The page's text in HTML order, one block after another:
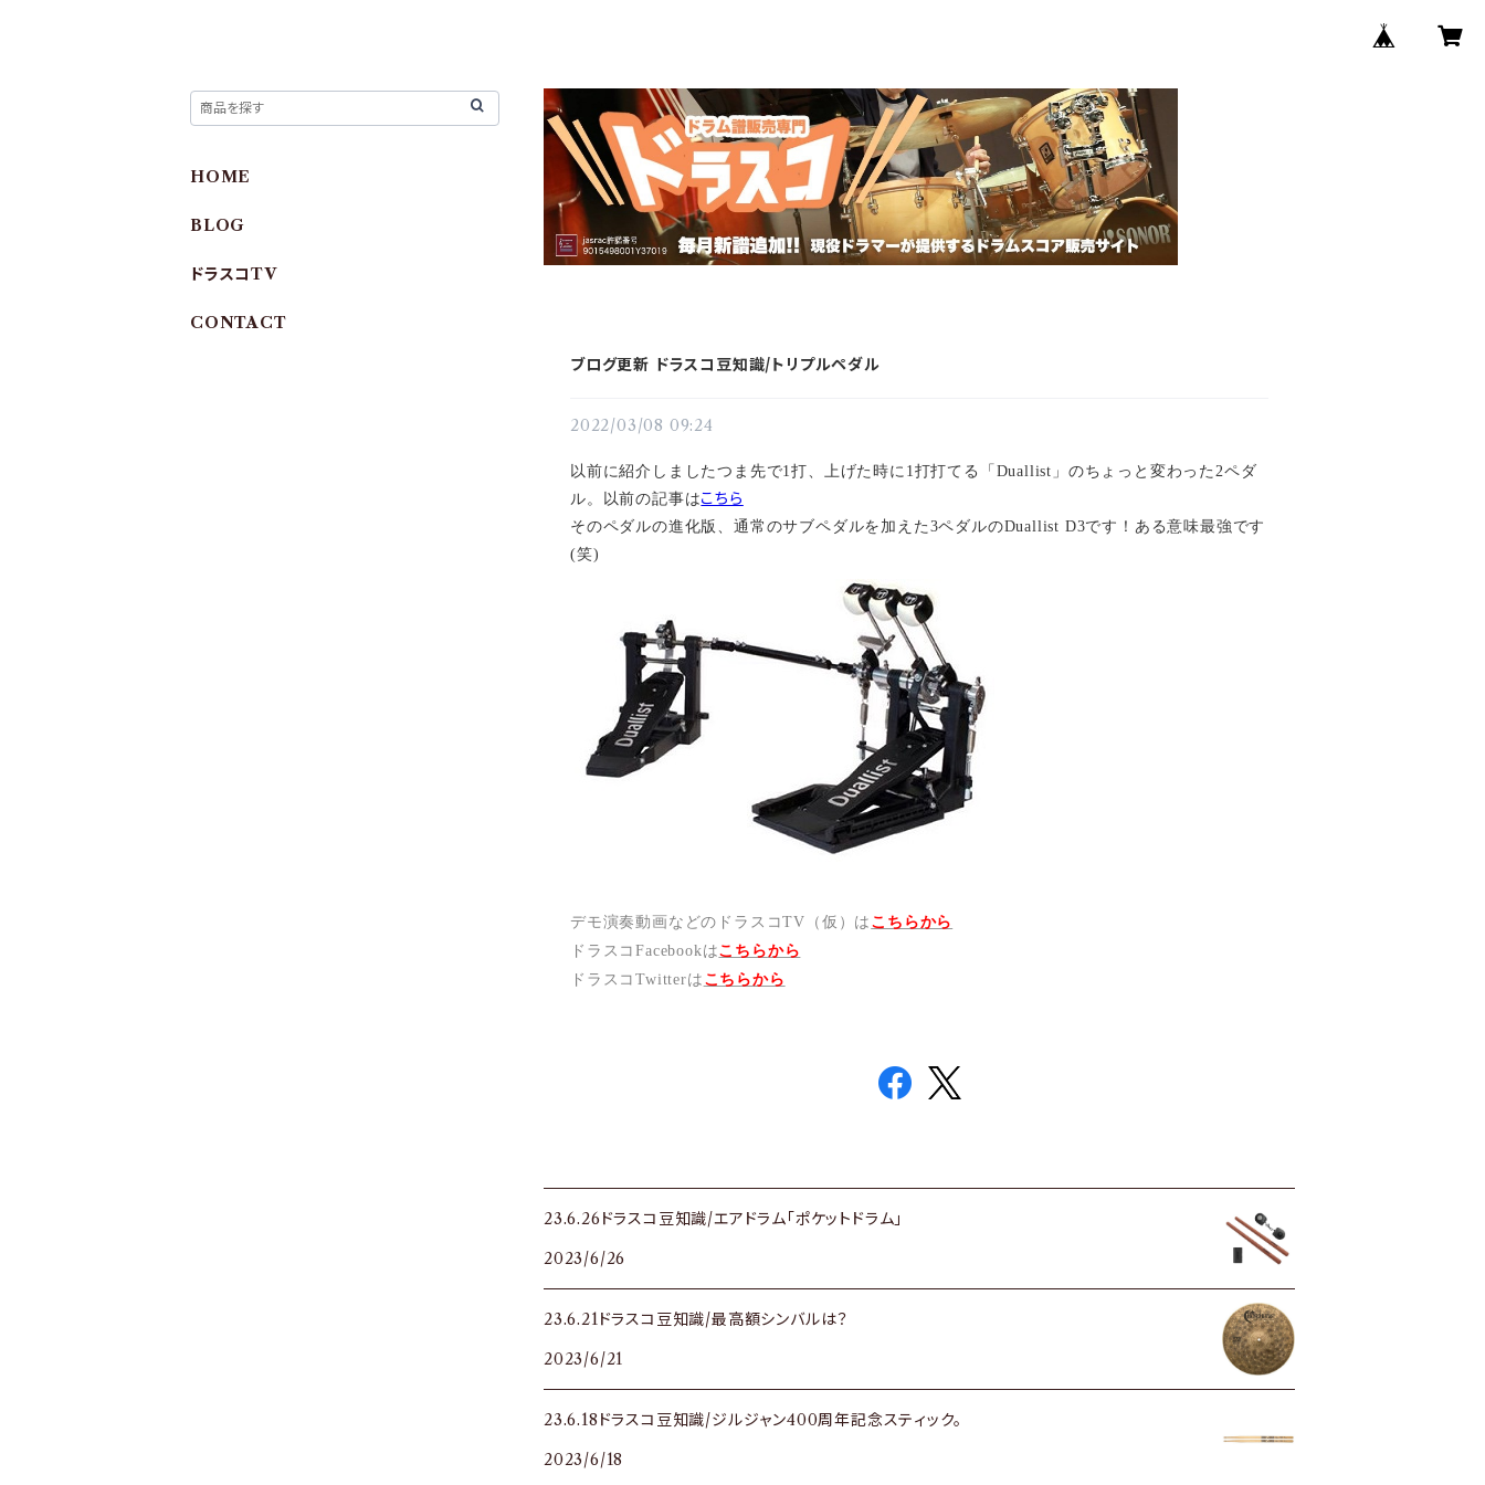
ブログ更新 ドラスコ豆知識/トリプルペダル
2022/03/08 09:24
以前に紹介しましたつま先で1打、上げた時に1打打てる「Duallist」のちょっと変わった2ペダ
ル。以前の記事はこちら
そのペダルの進化版、通常のサブペダルを加えた3ペダルのDuallist D3です！ある意味最強です
(笑)
デモ演奏動画などのドラスコTV（仮）は こちらから
ドラスコFacebookはこちらから
ドラスコTwitterは こちらから
23.6.26ドラスコ豆知識/エアドラム「ポケットドラム」
2023/6/26
23.6.21ドラスコ豆知識/最高額シンバルは？
2023/6/21
23.6.18ドラスコ豆知識/ジルジャン400周年記念スティック。
2023/6/18
HOME
BLOG
ドラスコTV
CONTACT